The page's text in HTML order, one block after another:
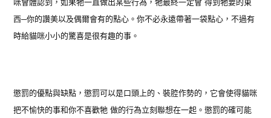
咪會體認到，如果牠一直做出某些行為，牠最終一定會 得到牠要的東
西─你的讚美以及偶爾會有的點心。你不必永遠帶著一袋點心，不過有
時給貓咪小小的驚喜是很有趣的事。
懲罰的優點與缺點，懲罰可以是口頭上的、裝腔作勢的，它會使得貓咪
把不愉快的事和你不喜歡牠 做的行為立刻聯想在一起。懲罰的確可能